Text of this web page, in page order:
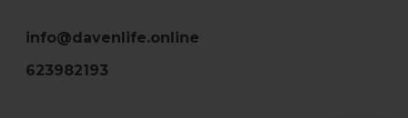
info@davenlife.online
623982193